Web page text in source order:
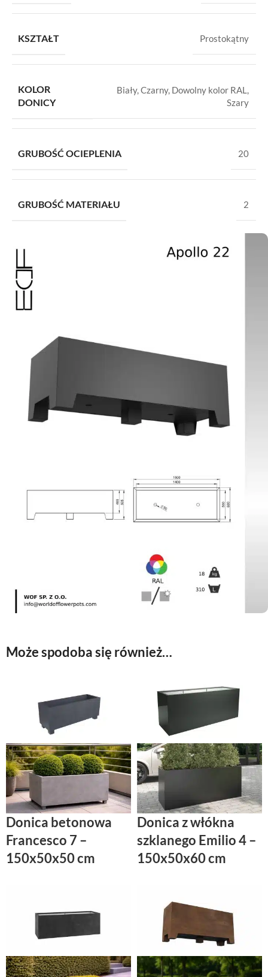
KSZTAŁT Prostokątny
KOLOR
DONICY
Biały, Czarny, Dowolny kolor RAL
Szary
GRUBOŚĆ OCIEPLENIA 20
GRUBOŚĆ MATERIAŁU 2
Może spodoba się również…
Donica betonowa
Francesco 7 –
150x50x50 cm
Donica z włókna
szklanego Emilio 4 –
150x50x60 cm